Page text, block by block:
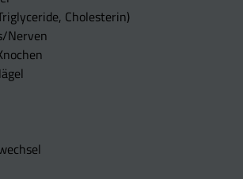
Cholesterin)
Nerven